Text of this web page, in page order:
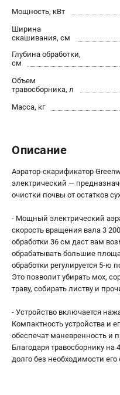
Способы оплаты
САДОВАЯ ТЕХНИКА
Аэраторы и скарификаторы
Принадлежности и
Расходные материалы
Средства защиты
ТЕЛЕФОН
+7
Информация размещённая
проспект
8
Режим
пн-пт -
вс
+7
Мощность, кВт
Ширина
скашивания, см
Глубина обработки,
см
Объем
травосборника, л
Масса, кг
Описание
Аэратор-скарификатор
электрический —
очистки почвы от остатков
- Мощный электрический
скорость вращения вала 3
обработки 36 см даст вам
обрабатывать большие
обработки регулируется 5-
Это позволит убирать мох,
траву, собирать листву и
- Устройство включается
Компактность устройства и
обеспечат маневренность и
Благодаря травосборнику на
долго без необходимости его